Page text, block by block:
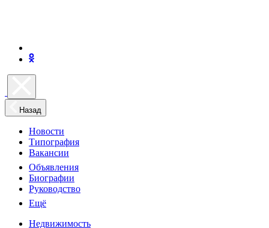
Назад
Новости
Типография
Вакансии
Объявления
Биографии
Руководство
Ещё
Недвижимость